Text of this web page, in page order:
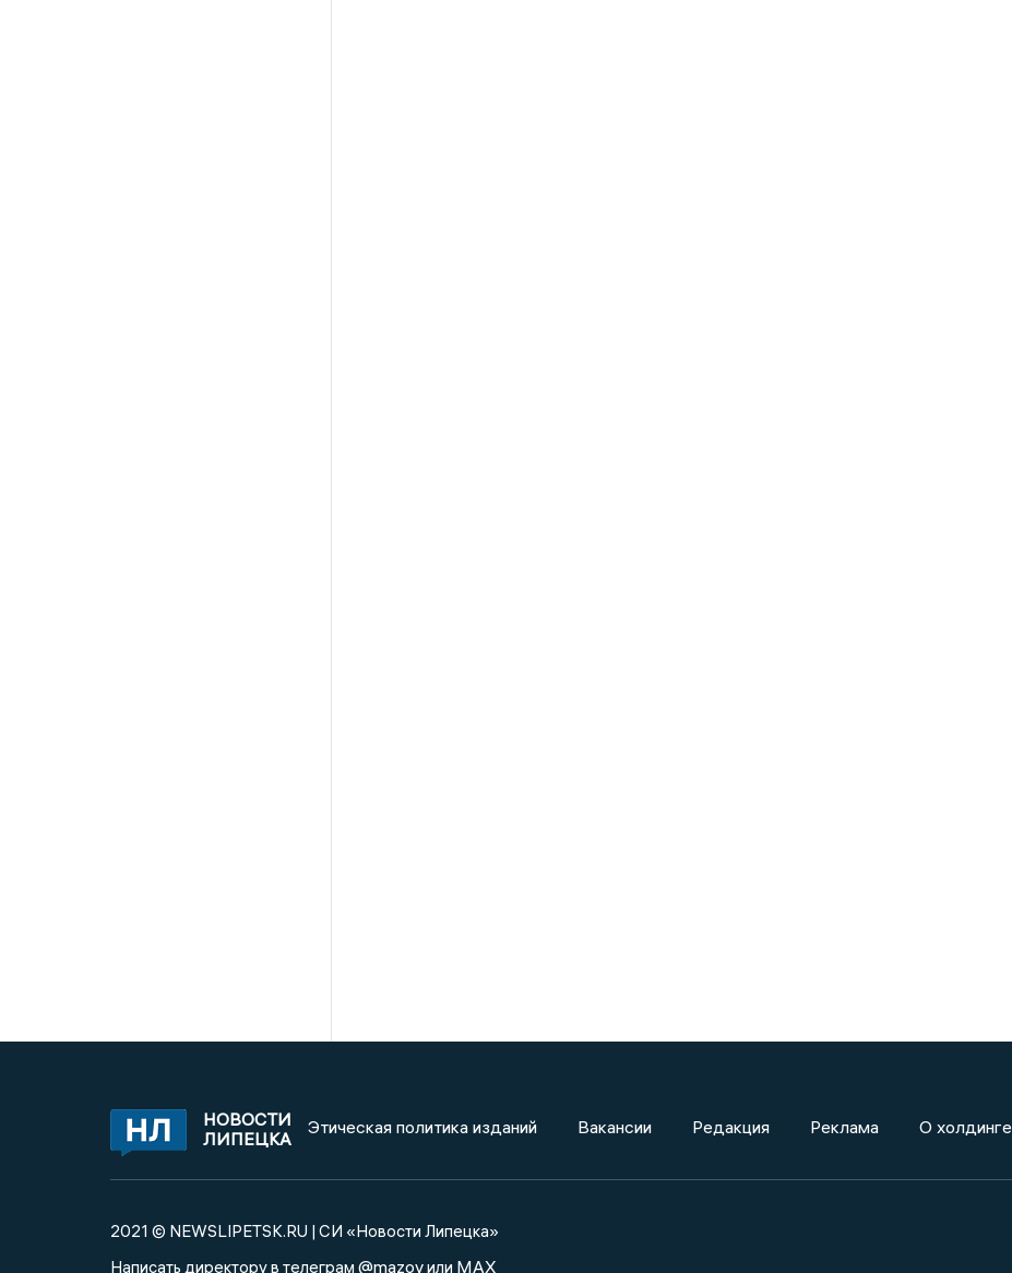
НОВОСТИ
ЛИПЕЦКА
Этическая политика изданий Вакансии Редакция Реклама О холдинге
2021 © NEWSLIPETSK.RU | СИ «Новости Липецка»
Написать директору в телеграм @mazovили MAX